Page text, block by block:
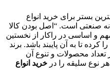
بستر برای خرید انواع
صنعتی است. “اصل بودن کالا
و اساسی در راکار از نخستین
تا به آن پایبند باشد. برند
تعداد محصولات و تنوع آن
هر نوع سلیقه را در خرید انواع